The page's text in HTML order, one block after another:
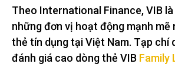
Theo International Finance, VIB
những đơn vị hoạt động mạnh
thẻ tín dụng tại Việt Nam. Tạp chí
đánh giá cao dòng thẻ VIB Family